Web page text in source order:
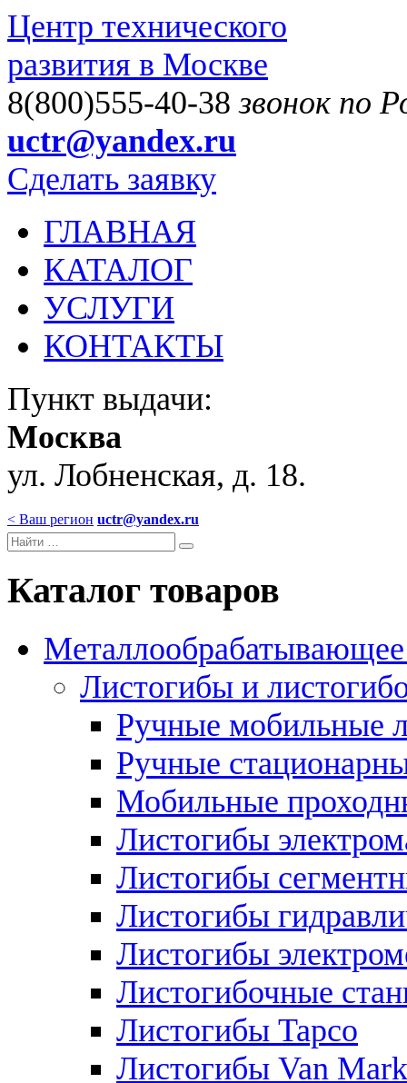
Центр технического
развития в Москве
8(800)555-40-38звонок по
uctr@yandex.ru
Сделать заявку
ГЛАВНАЯ
КАТАЛОГ
УСЛУГИ
КОНТАКТЫ
Пункт выдачи:
Москва
ул. Лобненская, д. 18.
< Ваш регион uctr@yandex.ru
Каталог товаров
Металлообрабатывающее
Листогибы и
Ручные мобильные
Ручные
Мобильные
Листогибы
Листогибы
Листогибы
Листогибы
Листогибочные
Листогибы Tapco
Листогибы Van Mark